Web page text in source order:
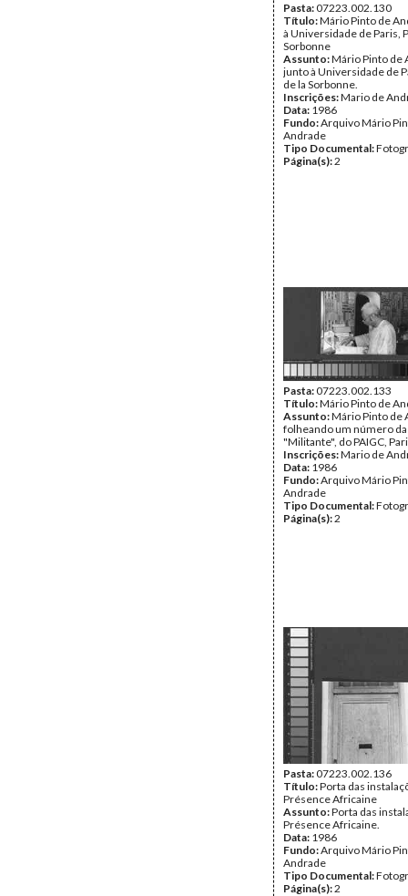
Pasta:07223.002.130
Título:Mário Pinto de
à Universidade de Paris,
Sorbonne
Assunto:Mário Pinto de
junto à Universidade de
de la Sorbonne.
Inscrições:Mario de
Data: 1986
Fundo:Arquivo Mário
Andrade
Tipo Documental:
Página(s):2
Pasta:07223.002.133
Título:Mário Pinto de
Assunto:Mário Pinto de
folheando um número
"Militante", do PAIGC,
Inscrições:Mario de
Data: 1986
Fundo:Arquivo Mário
Andrade
Tipo Documental:
Página(s):2
Pasta:07223.002.136
Título:Porta das
Présence Africaine
Assunto:Porta das
Présence Africaine.
Data: 1986
Fundo:Arquivo Mário
Andrade
Tipo Documental:
Página(s):2